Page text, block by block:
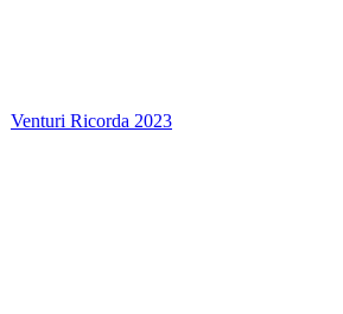
Venturi Ricorda 2023